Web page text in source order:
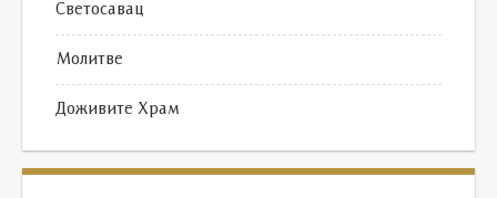
Светосавац
Молитве
Доживите Храм